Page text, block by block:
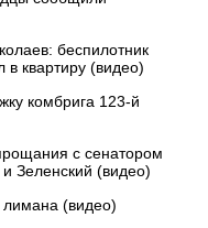
беспилотник
квартиру (видео)
комбрига 123-й
с сенатором
Зеленский (видео)
лимана (видео)